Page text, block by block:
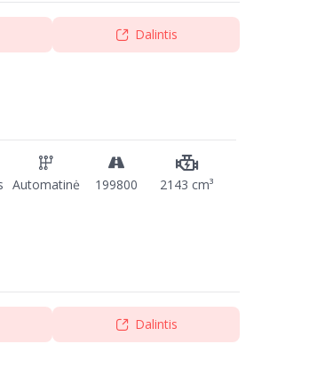
Dalintis
Automatinė 199800 2143 cm³
Dalintis